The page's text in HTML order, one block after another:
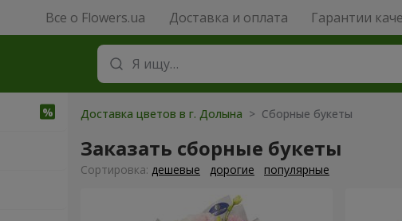
Все о Flowers.ua Доставка и оплата Гарантии
Доставка цветов в г. Долына > Сборные букеты
Заказать сборные букеты
Cортировка: дешевые дорогие популярные